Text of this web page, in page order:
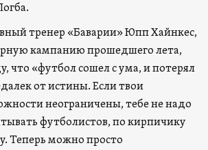
тренер «Баварии» Юпп Хайнкес,
кампанию прошедшего лета,
что «футбол сошел с ума, и потерял
от истины. Если твои
неограничены, тебе не надо
футболистов, по кирпичику
Теперь можно просто